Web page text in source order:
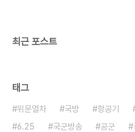
최근 포스트
태그
위문열차 국방 항공기
6.25
국군방송 공군